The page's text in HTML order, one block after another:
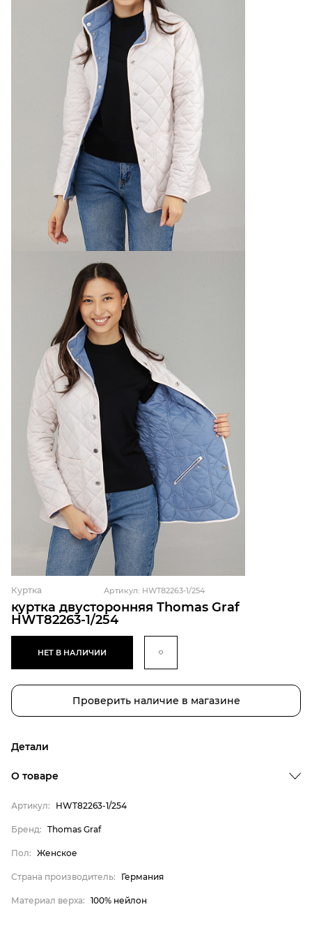
куртка двусторонняя Thomas Graf
HWT82263-1/254
Куртка Артикул: HWT82263-1/254
НЕТ В НАЛИЧИИ
Проверить наличие в магазине
Детали
Страна производитель
Материал верха
О товаре
Артикул: HWT82263-1/254
Бренд: Thomas Graf
Пол: Женское
Страна производитель: Германия
Материал верха: 100% нейлон